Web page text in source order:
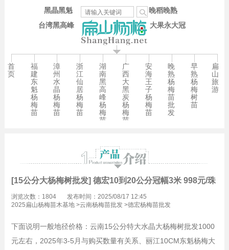
台湾黑高峰
晚稻晚熟
大果永大冠
黑晶黑魁
首
页
福
建
东
魁
杨
梅
苗
漳
州
水
晶
杨
梅
苗
浙
江
仙
居
杨
梅
苗
湖
南
黑
高
峰
杨
梅
苗
广
西
大
黑
炭
杨
梅
苗
安
海
王
子
杨
梅
苗
晚
熟
杨
梅
苗
批
发
早
熟
杨
梅
树
苗
扁
山
旅
游
[15公分大杨梅树批发] 德宏10到20公分冠幅3米 998元/珠-扁
浏览次数：1804
发布时间：2025/08/17 12:45
2025扁山杨梅苗木基地>云南杨梅苗批发>德宏杨梅苗批发
下面说明一般地径价格：云南15公分特大水晶大杨梅树批发1000
元左右，2025年3-5月与购买数量有关系、丽江10CM东魁杨梅大